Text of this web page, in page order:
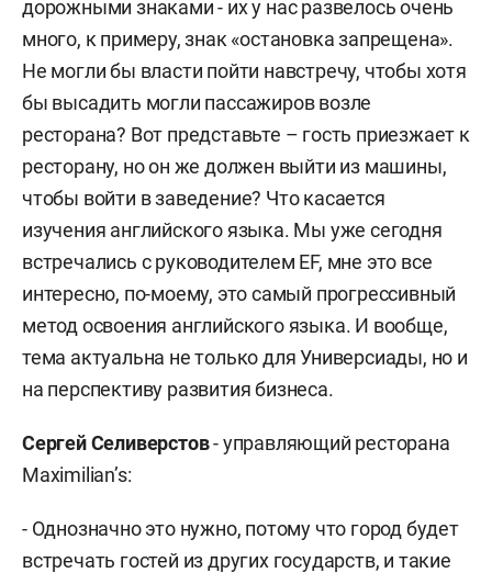
дорожными знаками - их у нас развелось очень
много, к примеру, знак «остановка запрещена».
Не могли бы власти пойти навстречу, чтобы хотя
бы высадить могли пассажиров возле
ресторана? Вот представьте – гость приезжает к
ресторану, но он же должен выйти из машины,
чтобы войти в заведение? Что касается
изучения английского языка. Мы уже сегодня
встречались с руководителем EF, мне это все
интересно, по-моему, это самый прогрессивный
метод освоения английского языка. И вообще,
тема актуальна не только для Универсиады, но и
на перспективу развития бизнеса.
Сергей Селиверстов- управляющий ресторана
Maximilian’s:
- Однозначно это нужно, потому что город будет
встречать гостей из других государств, и такие